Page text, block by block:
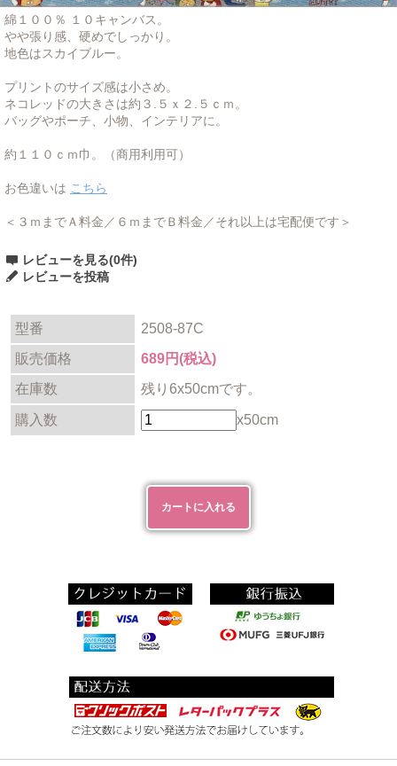
綿１００％ １０キャンバス。
やや張り感、硬めでしっかり。
地色はスカイブルー。
プリントのサイズ感は小さめ。
ネコレッドの大きさは約３.５ｘ２.５ｃｍ。
バッグやポーチ、小物、インテリアに。
約１１０ｃｍ巾。（商用利用可）
お色違いは こちら
＜３ｍまでＡ料金／６ｍまでＢ料金／それ以上は宅配便です＞
レビューを見る(0件)
レビューを投稿
型番
2508-87C
販売価格
689円(税込)
在庫数
残り6x50cmです。
購入数 x50cm